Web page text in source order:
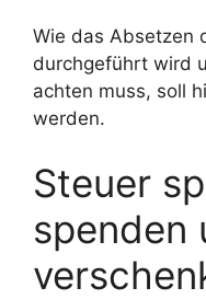
Wie das Absetzen
durchgeführt wird
achten muss, soll
werden.
Steuer
spenden